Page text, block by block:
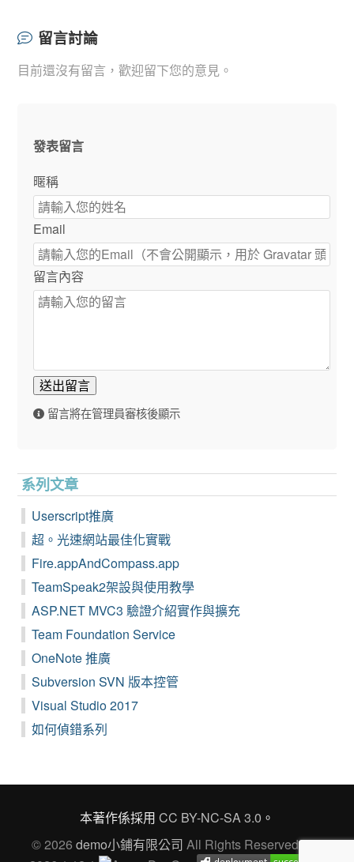
留言討論
目前還沒有留言，歡迎留下您的意見。
發表留言
暱稱
Email
留言內容
送出留言
留言將在管理員審核後顯示
系列文章
Userscript推廣
超。光速網站最佳化實戰
Fire.appAndCompass.app
TeamSpeak2架設與使用教學
ASP.NET MVC3 驗證介紹實作與擴充
Team Foundation Service
OneNote 推廣
Subversion SVN 版本控管
Visual Studio 2017
如何偵錯系列
本著作係採用 CC BY-NC-SA 3.0 。
© 2026 demo小鋪有限公司 All Rights Reserved Ver.